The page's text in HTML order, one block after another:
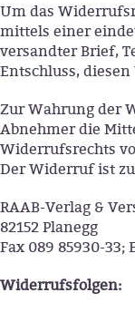
Um das
mittels einer
versandter Brief,
Entschluss,
Zur Wahrung der
Abnehmer die
Widerrufsrechts
Der Widerruf ist
RAAB-Verlag &
82152 Planegg
Fax 089 85930-
Widerrufsfolgen: